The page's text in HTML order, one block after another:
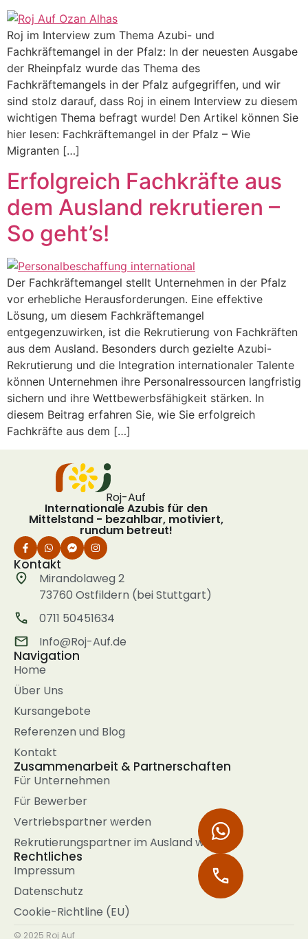
Roj im Interview zum Thema Azubi- und
Fachkräftemangel in der Pfalz: In der neuesten Ausgabe
der Rheinpfalz wurde das Thema des
Fachkräftemangels in der Pfalz aufgegriffen, und wir
sind stolz darauf, dass Roj in einem Interview zu diesem
wichtigen Thema befragt wurde! Den Artikel können Sie
hier lesen: Fachkräftemangel in der Pfalz – Wie
Migranten […]
Erfolgreich Fachkräfte aus
dem Ausland rekrutieren –
So geht’s!
Der Fachkräftemangel stellt Unternehmen in der Pfalz
vor erhebliche Herausforderungen. Eine effektive
Lösung, um diesem Fachkräftemangel
entgegenzuwirken, ist die Rekrutierung von Fachkräften
aus dem Ausland. Besonders durch gezielte Azubi-
Rekrutierung und die Integration internationaler Talente
können Unternehmen ihre Personalressourcen langfristig
sichern und ihre Wettbewerbsfähigkeit stärken. In
diesem Beitrag erfahren Sie, wie Sie erfolgreich
Fachkräfte aus dem […]
Roj-Auf
Internationale Azubis für den
Mittelstand - bezahlbar, motiviert,
rundum betreut!
Kontakt
Mirandolaweg 2
73760 Ostfildern (bei Stuttgart)
0711 50451634
Info@Roj-Auf.de
Navigation
Home
Über Uns
Kursangebote
Referenzen und Blog
Kontakt
Zusammenarbeit & Partnerschaften
Für Unternehmen
Für Bewerber
Vertriebspartner werden
Rekrutierungspartner im Ausland werden
Rechtliches
Impressum
Datenschutz
Cookie-Richtline (EU)
© 2025 Roj Auf